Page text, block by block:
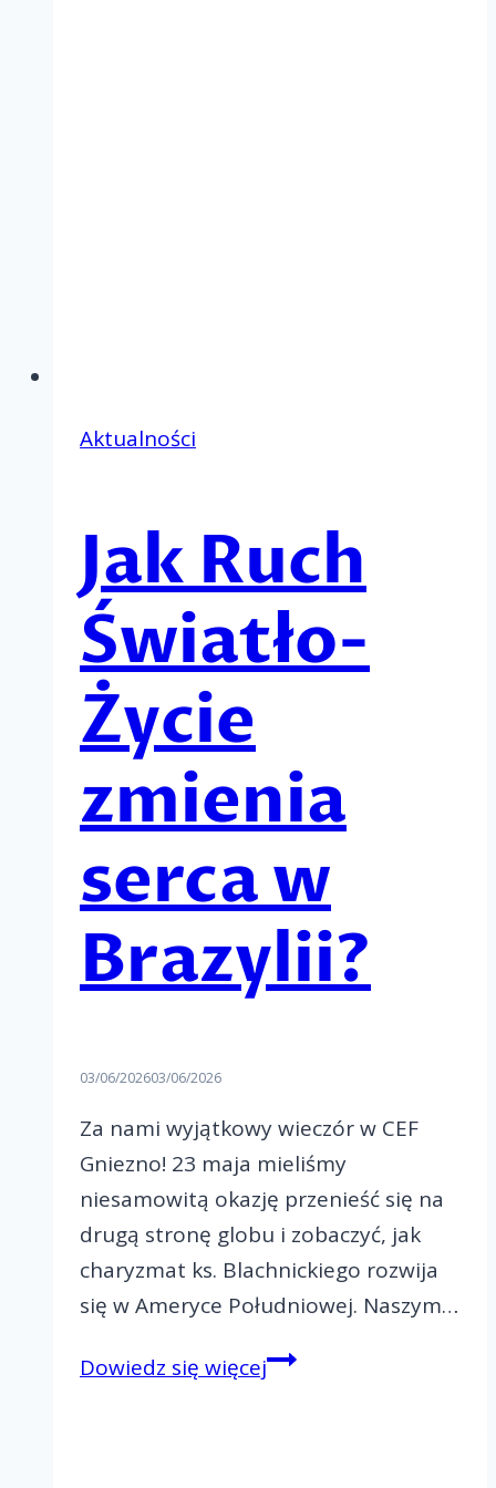
Aktualności
Jak Ruch
Światło-
Życie
zmienia
serca w
Brazylii?
03/06/202603/06/2026
Za nami wyjątkowy wieczór w CEF
Gniezno! 23 maja mieliśmy
niesamowitą okazję przenieść się na
drugą stronę globu i zobaczyć, jak
charyzmat ks. Blachnickiego rozwija
się w Ameryce Południowej. Naszym…
Dowiedz się więcejJak